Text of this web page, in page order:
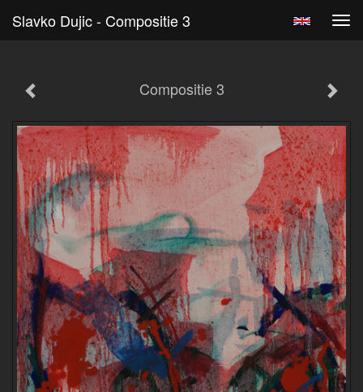
Slavko Dujic - Compositie 3
Compositie 3